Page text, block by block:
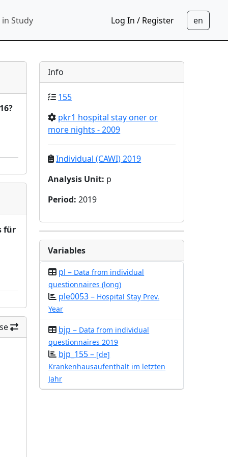
in Study Log In / Register
für
Info
155
pkr1 hospital stay oner or
more nights - 2009
Individual (CAWI) 2019
Analysis Unit: p
Period:2019
Variables
pl – Data from individual
questionnaires (long)
ple0053 – Hospital Stay Prev.
Year
bjp – Data from individual
questionnaires 2019
bjp_155 – [de]
Krankenhausaufenthalt im letzten
Jahr